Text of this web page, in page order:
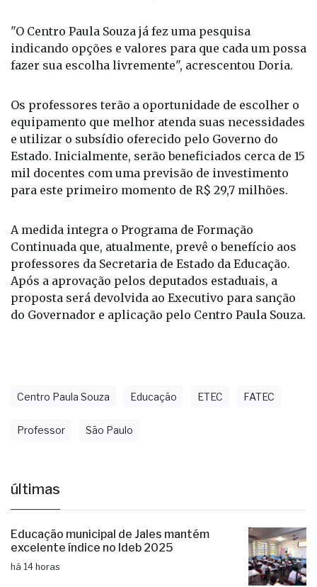
"O Centro Paula Souza já fez uma pesquisa
indicando opções e valores para que cada um possa
fazer sua escolha livremente", acrescentou Doria.
Os professores terão a oportunidade de escolher o
equipamento que melhor atenda suas necessidades
e utilizar o subsídio oferecido pelo Governo do
Estado. Inicialmente, serão beneficiados cerca de 15
mil docentes com uma previsão de investimento
para este primeiro momento de R$ 29,7 milhões.
A medida integra o Programa de Formação
Continuada que, atualmente, prevê o benefício aos
professores da Secretaria de Estado da Educação.
Após a aprovação pelos deputados estaduais, a
proposta será devolvida ao Executivo para sanção
do Governador e aplicação pelo Centro Paula Souza.
Centro Paula Souza Educação ETEC FATEC
Professor São Paulo
últimas
Educação municipal de Jales mantém
excelente índice no Ideb 2025
há 14 horas